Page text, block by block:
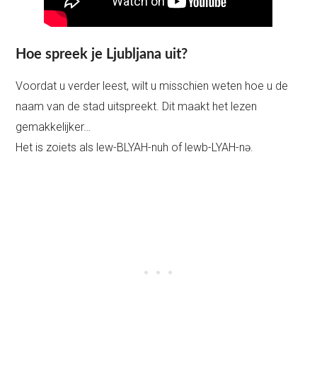
Hoe spreek je Ljubljana uit?
Voordat u verder leest, wilt u misschien weten hoe u de
naam van de stad uitspreekt. Dit maakt het lezen
gemakkelijker…
Het is zoiets als lew-BLYAH-nuh of lewb-LYAH-nə.